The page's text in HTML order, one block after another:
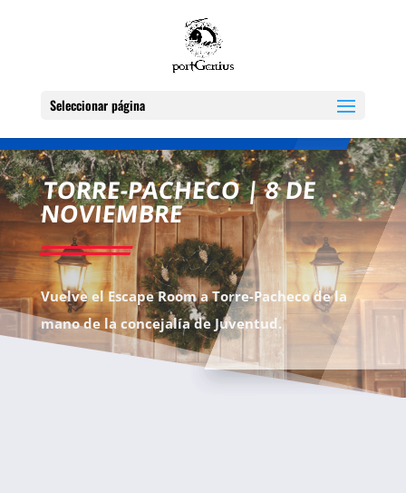
Seleccionar página
TORRE-PACHECO | 8 DE
NOVIEMBRE
Vuelve el Escape Room a Torre-Pacheco de la
mano de la concejalía de Juventud.